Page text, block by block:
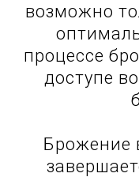
возможно
процессе
доступе
Брожение